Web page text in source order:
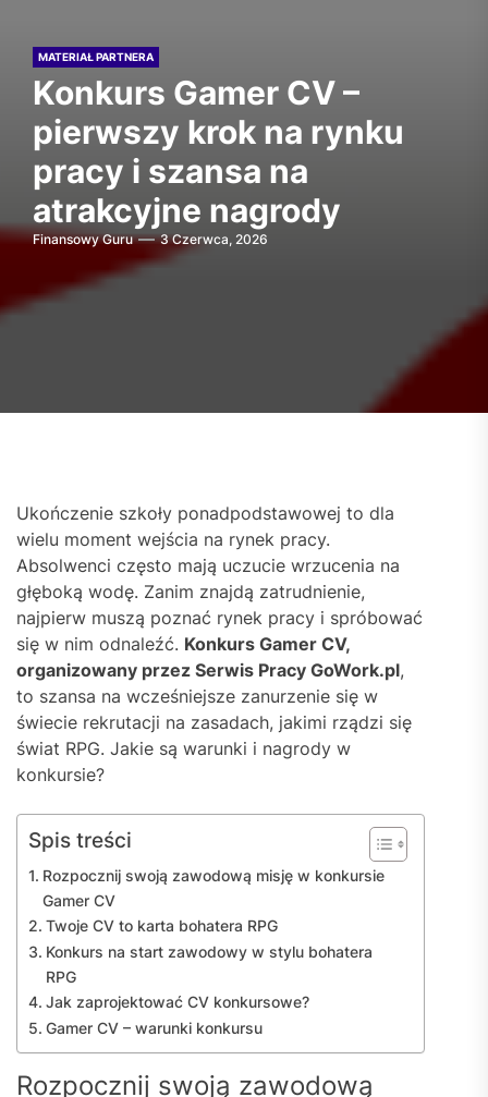
MATERIAŁ PARTNERA
Konkurs Gamer CV –
pierwszy krok na rynku
pracy i szansa na
atrakcyjne nagrody
Finansowy Guru 3 Czerwca, 2026
Ukończenie szkoły ponadpodstawowej to dla
wielu moment wejścia na rynek pracy.
Absolwenci często mają uczucie wrzucenia na
głęboką wodę. Zanim znajdą zatrudnienie,
najpierw muszą poznać rynek pracy i spróbować
się w nim odnaleźć. Konkurs Gamer CV,
organizowany przez Serwis Pracy GoWork.pl,
to szansa na wcześniejsze zanurzenie się w
świecie rekrutacji na zasadach, jakimi rządzi się
świat RPG. Jakie są warunki i nagrody w
konkursie?
Spis treści
Rozpocznij swoją zawodową misję w konkursie
Gamer CV
Twoje CV to karta bohatera RPG
Konkurs na start zawodowy w stylu bohatera
RPG
Jak zaprojektować CV konkursowe?
Gamer CV – warunki konkursu
Rozpocznij swoją zawodową